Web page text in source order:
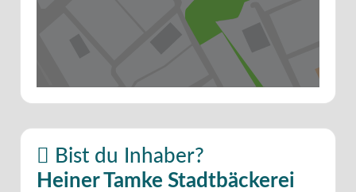
Bist du Inhaber?
Heiner Tamke Stadtbäckerei